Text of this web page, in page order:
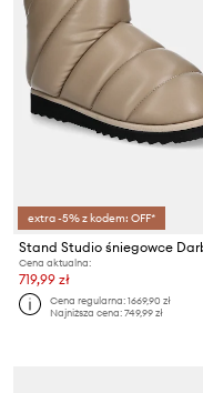
extra -5% z kodem: OFF*
Cena aktualna:
719,99 zł
Cena regularna:1669,90 zł
Najniższa cena:749,99 zł